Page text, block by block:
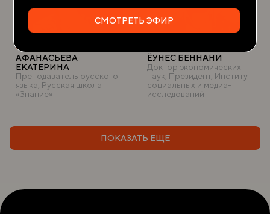
Италия
АФАНАСЬЕВА
ЕКАТЕРИНА
Преподаватель русского
языка, Русская школа
«Знание»
ЁУНЕС БЕННАНИ
Доктор экономических
наук, Президент, Институт
социальных и медиа-
исследований
ПОКАЗАТЬ ЕЩЕ
СМОТРЕТЬ ЭФИР